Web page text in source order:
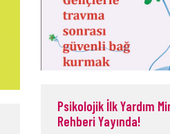
Psikolojik İlk Yardım
Rehberi Yayında!